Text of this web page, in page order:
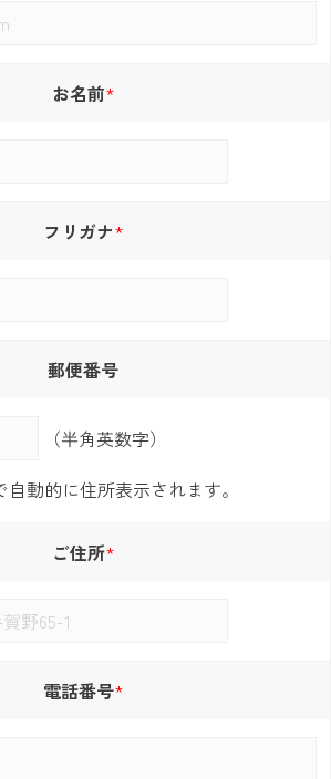
お名前
フリガナ
郵便番号
（半角英数字）
動的に住所表示されます。
ご住所
電話番号